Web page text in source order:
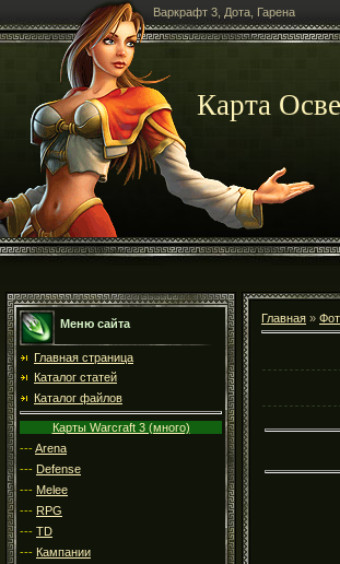
Варкрафт 3, Дота, Гарена
Карта
Меню сайта
Главная страница
Каталог статей
Каталог файлов
Карты Warcraft 3 (много)
---Arena
--- Defense
--- Melee
--- RPG
--- TD
--- Кампании
Главная »